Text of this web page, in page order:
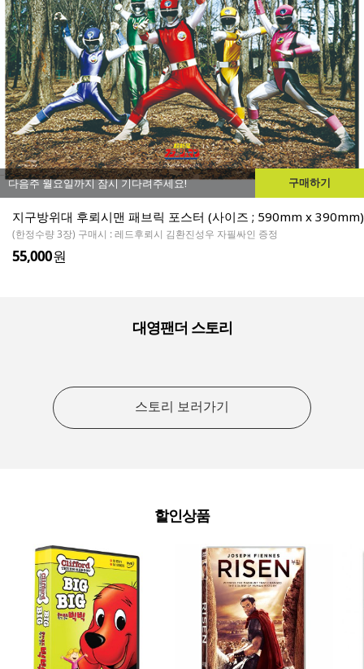
다음주 월요일까지 잠시 기다려주세요! 구매하기
지구방위대 후뢰시맨 패브릭 포스터 (사이즈 ; 590mm x 390mm)
(한정수량 3장) 구매시 : 레드후뢰시 김환진성우 자필싸인 증정
55,000원
대영팬더 스토리
스토리 보러가기
할인상품